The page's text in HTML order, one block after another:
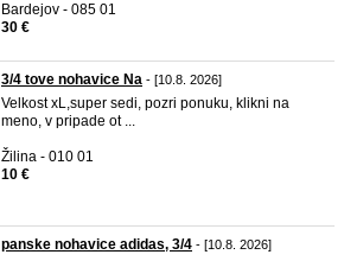
Bardejov - 085 01
30 €
3/4 tove nohavice Na - [10.8. 2026]
Velkost xL,super sedi, pozri ponuku, klikni na
meno, v pripade ot ...
Žilina - 010 01
10 €
panske nohavice adidas, 3/4 - [10.8. 2026]